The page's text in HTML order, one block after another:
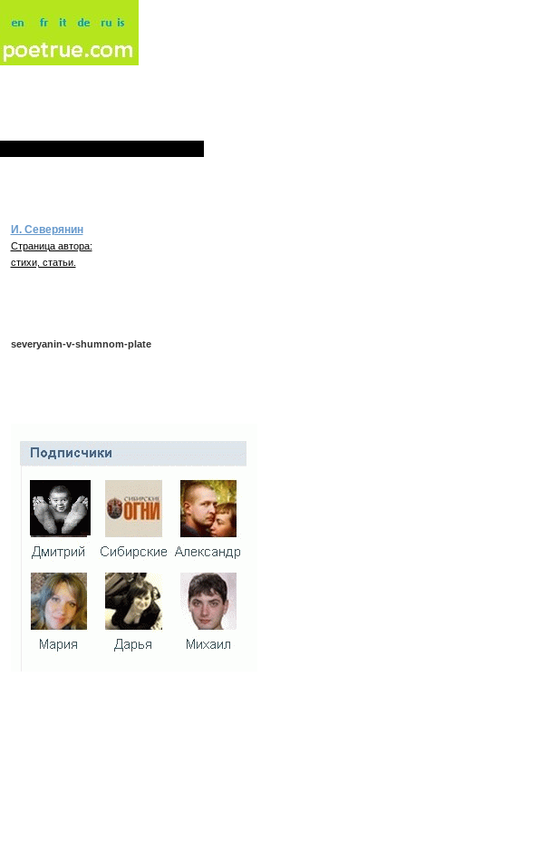
И. Северянин
Страница автора:
стихи, статьи.
severyanin-v-shumnom-plate